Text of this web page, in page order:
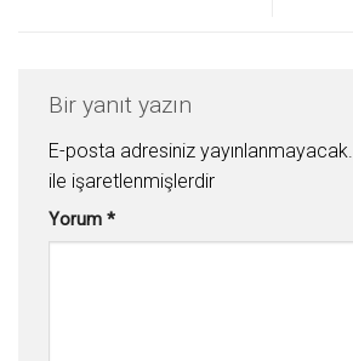
Bir yanıt yazın
E-posta adresiniz yayınlanmayacak.
ile işaretlenmişlerdir
Yorum *